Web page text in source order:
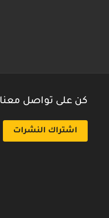
كن على تواصل معنا
اشتراك النشرات